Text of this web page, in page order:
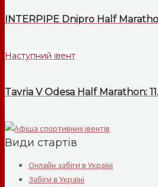
INTERPIPE Dnipro Half
Наступний івент
Tavria V Odesa Half Marathon:
Види стартів
Онлайн забіги в Україні
Забіги в Україні